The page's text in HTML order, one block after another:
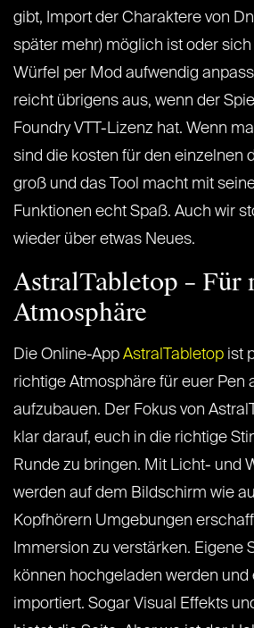
gibt, Import der Charaktere von
später mehr) möglich ist oder
Würfel per Mod aufwendig
reicht übrigens aus, wenn der
Foundry VTT-Lizenz hat. Wenn
sind die kosten für den einzelnen
groß und das Tool macht mit
Funktionen echt Spaß. Auch wir
wieder über etwas Neues.
AstralTabletop – Für
Atmosphäre
Die Online-App AstralTabletop ist
richtige Atmosphäre für euer Pen
aufzubauen. Der Fokus von
klar darauf, euch in die richtige
Runde zu bringen. Mit Licht- und
werden auf dem Bildschirm wie
Kopfhörern Umgebungen
Immersion zu verstärken. Eigene
können hochgeladen werden und
importiert. Sogar Visual Effekts